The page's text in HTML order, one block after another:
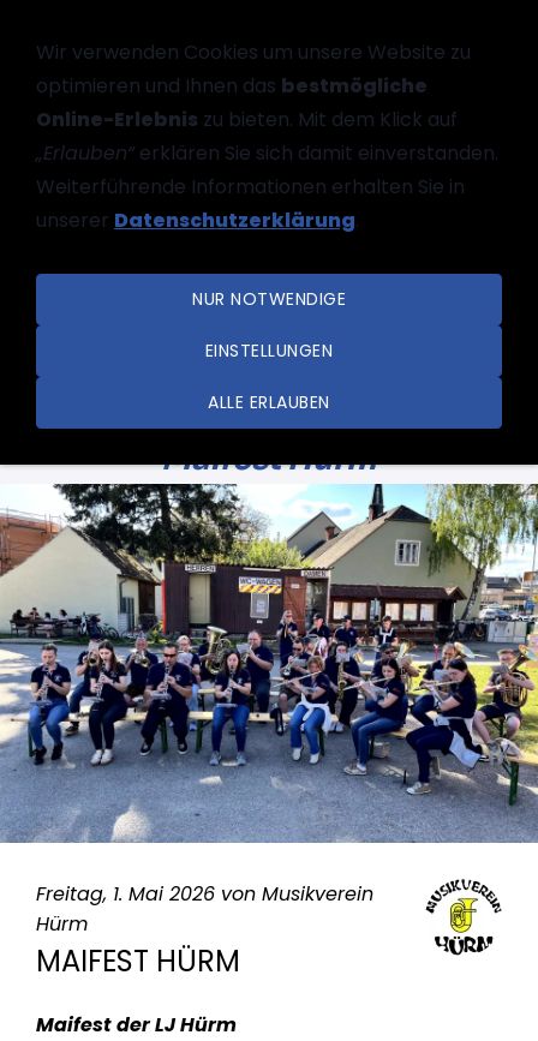
NAVIGATION EINBLENDEN
Maifest Hürm
Freitag, 1. Mai 2026 von Musikverein
Hürm
MAIFEST HÜRM
Maifest der LJ Hürm
Wir verwenden Cookies um unsere Website zu
optimieren und Ihnen das bestmögliche
Online-Erlebnis zu bieten. Mit dem Klick auf
„Erlauben“ erklären Sie sich damit einverstanden.
Weiterführende Informationen erhalten Sie in
unserer Datenschutzerklärung.
NUR NOTWENDIGE
EINSTELLUNGEN
ALLE ERLAUBEN